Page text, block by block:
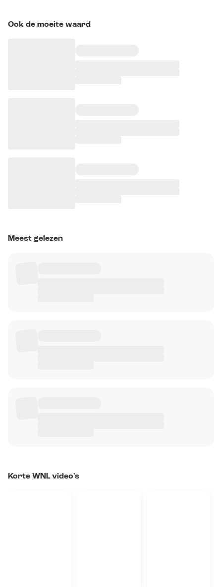
Ook de moeite waard
Meest gelezen
Korte WNL video's